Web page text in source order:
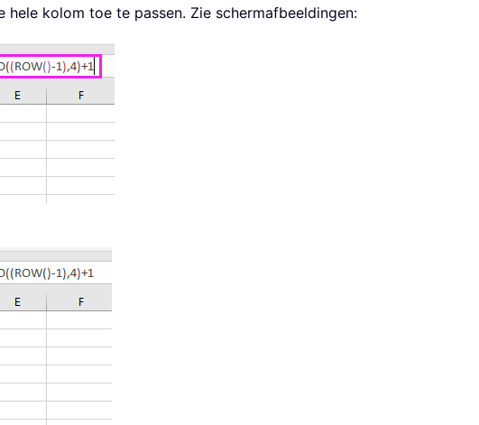
hele kolom toe te passen. Zie schermafbeeldingen: